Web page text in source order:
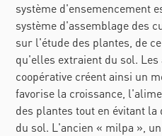
système d'ensemencement
système d'assemblage des
sur l'étude des plantes, de
qu'elles extraient du sol.
coopérative créent ainsi un
favorise la croissance,
des plantes tout en évitant
du sol. L'ancien « milpa »,